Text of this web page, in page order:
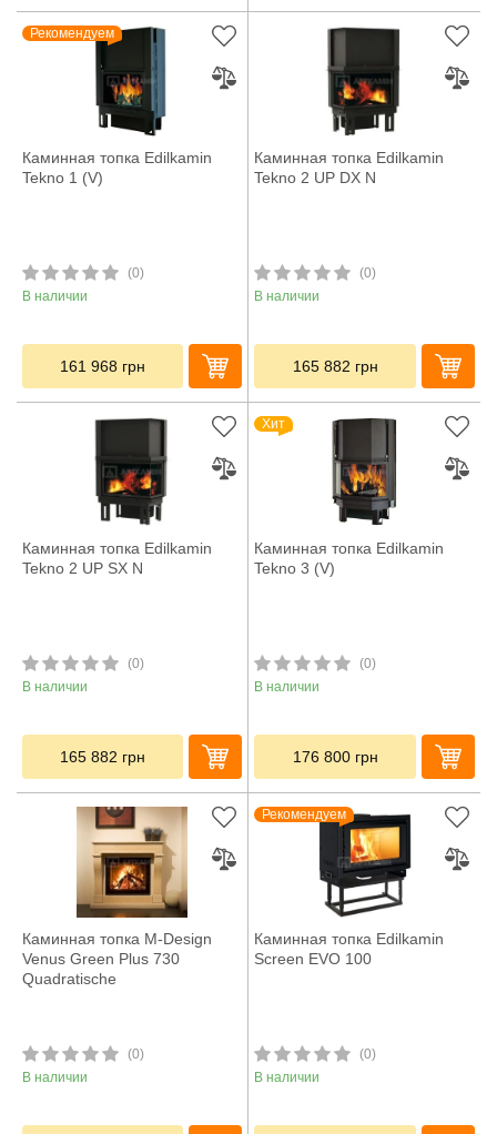
Рекомендуем
Каминная топка Edilkamin
Tekno 1 (V)
(0)
В наличии
161 968 грн
Каминная топка Edilkamin
Tekno 2 UP DX N
(0)
В наличии
165 882 грн
Каминная топка Edilkamin
Tekno 2 UP SX N
(0)
В наличии
165 882 грн
Хит
Каминная топка Edilkamin
Tekno 3 (V)
(0)
В наличии
176 800 грн
Каминная топка M-Design
Venus Green Plus 730
Quadratische
(0)
В наличии
Рекомендуем
Каминная топка Edilkamin
Screen EVO 100
(0)
В наличии